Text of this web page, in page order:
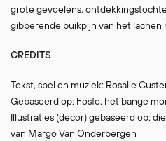
grote gevoelens,
gibberende buikpijn van het lachen
CREDITS
Tekst, spel en muziek: Rosalie
Gebaseerd op: Fosfo, het bange
Illustraties (decor) gebaseerd op:
van Margo Van Onderbergen